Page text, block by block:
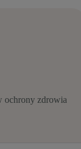
ochrony zdrowia